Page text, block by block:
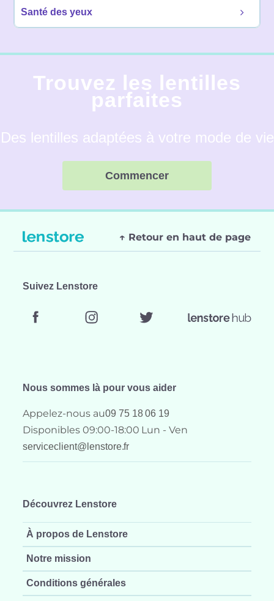
Santé des yeux
Trouvez les lentilles
parfaites
Des lentilles adaptées à votre mode de vie
Commencer
↑ Retour en haut de page
Découvrez Lenstore
À propos de Lenstore
Notre mission
Conditions générales
Suivez Lenstore
Nous sommes là pour vous aider
Appelez-nous au09 75 18 06 19
Disponibles 09:00-18:00 Lun - Ven
serviceclient@lenstore.fr